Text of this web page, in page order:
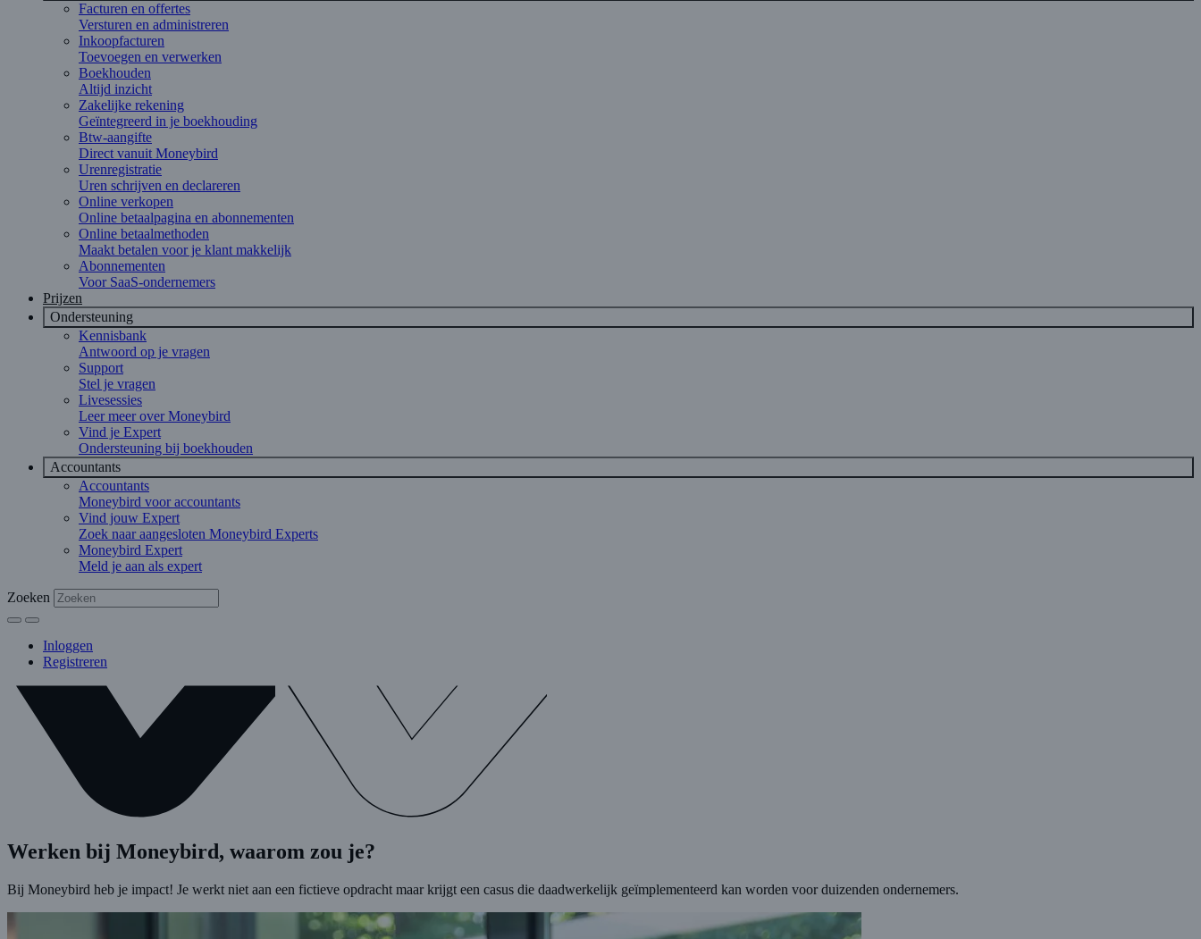
Facturen en offertes
Versturen en administreren
Inkoopfacturen
Toevoegen en verwerken
Boekhouden
Altijd inzicht
Zakelijke rekening
Geïntegreerd in je boekhouding
Btw-aangifte
Direct vanuit Moneybird
Urenregistratie
Uren schrijven en declareren
Online verkopen
Online betaalpagina en abonnementen
Online betaalmethoden
Maakt betalen voor je klant makkelijk
Abonnementen
Voor SaaS-ondernemers
Prijzen
Ondersteuning
Kennisbank
Antwoord op je vragen
Support
Stel je vragen
Livesessies
Leer meer over Moneybird
Vind je Expert
Ondersteuning bij boekhouden
Accountants
Accountants
Moneybird voor accountants
Vind jouw Expert
Zoek naar aangesloten Moneybird Experts
Moneybird Expert
Meld je aan als expert
Zoeken
Inloggen
Registreren
Werken bij Moneybird, waarom zou je?
Bij Moneybird heb je impact! Je werkt niet aan een fictieve opdracht maar krijgt een casus die daadwerkelijk geïmplementeerd kan worden voor duizenden ondernemers.